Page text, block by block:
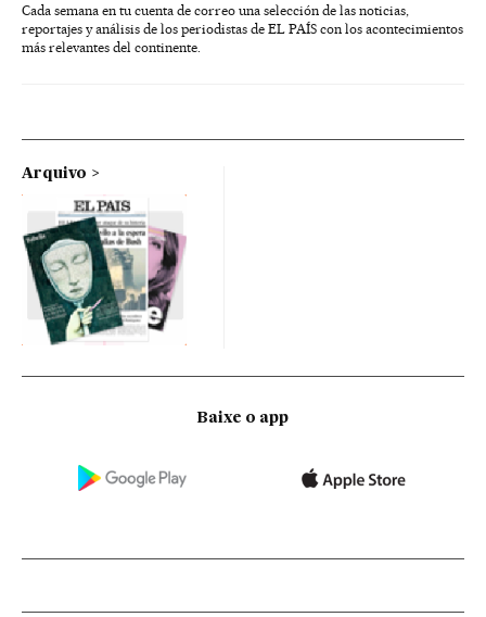
Cada semana en tu cuenta de correo una selección de las noticias,
reportajes y análisis de los periodistas de EL PAÍS con los acontecimientos
más relevantes del continente.
Arquivo
Baixe o app